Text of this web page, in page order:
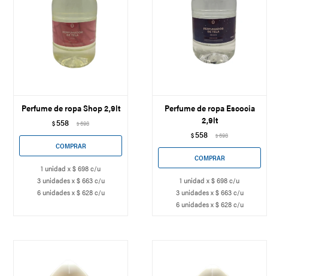
Perfume de ropa Shop 2,9lt
$558 $698
1 unidad x $ 698 c/u
3 unidades x $ 663 c/u
6 unidades x $ 628 c/u
Perfume de ropa Escocia
2,9lt
$558 $698
1 unidad x $ 698 c/u
3 unidades x $ 663 c/u
6 unidades x $ 628 c/u